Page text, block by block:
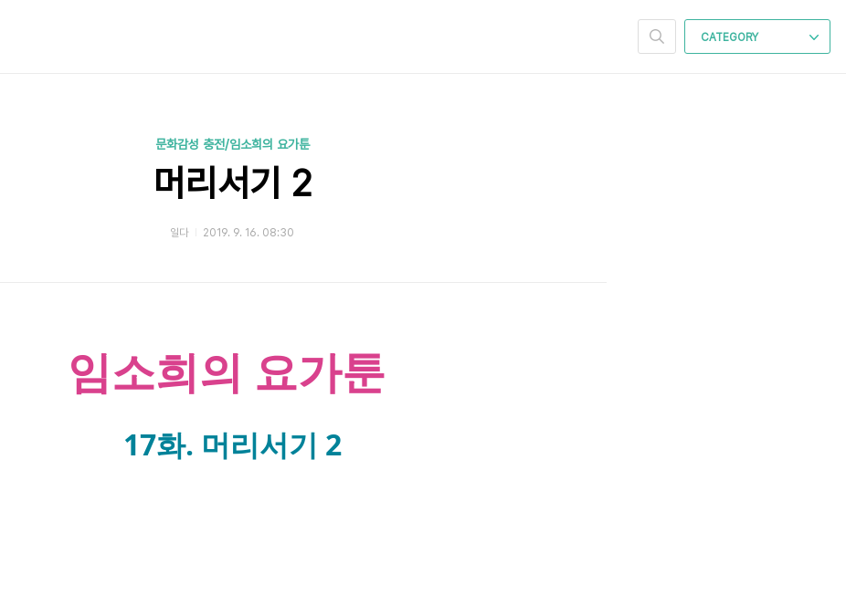
CATEGORY
문화감성 충전/임소희의 요가툰
머리서기 2
일다 2019. 9. 16. 08:30
임소희의 요가툰
17화. 머리서기 2